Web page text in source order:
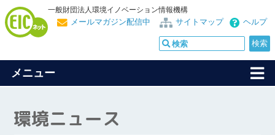
一般財団法人環境イノベーション情報機構
ヘルプ
サイトマップ
メールマガジン配信中
メニュー
環境ニュース